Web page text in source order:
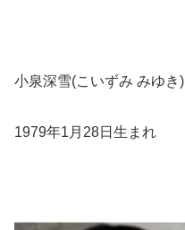
小泉深雪(こいずみ みゆき)
1979年1月28日生まれ